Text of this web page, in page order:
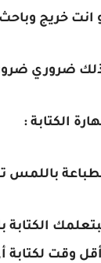
انت خريج
ضروري
الكتابة :
باللمس
الكتابة
وقت لكتابة